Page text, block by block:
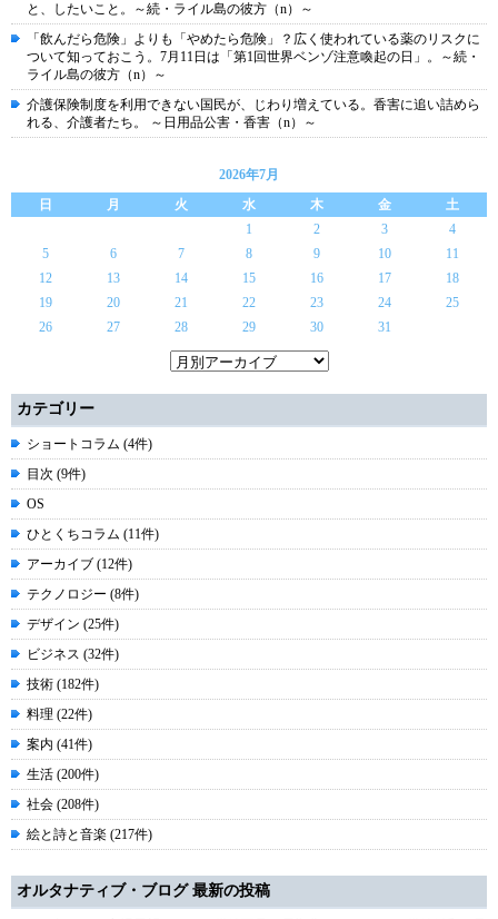
と、したいこと。～続・ライル島の彼方（n）～
「飲んだら危険」よりも「やめたら危険」？広く使われている薬のリスクに
ついて知っておこう。7月11日は「第1回世界ベンゾ注意喚起の日」。～続・
ライル島の彼方（n）～
介護保険制度を利用できない国民が、じわり増えている。香害に追い詰めら
れる、介護者たち。 ～日用品公害・香害（n）～
2026年7月
日
月 火 水 木 金
土
1
2 3
4
5
6 7 8 9 10
11
12
13 14 15 16 17
18
19
20 21 22 23 24
25
26
27 28 29 30 31
カテゴリー
ショートコラム (4件)
目次 (9件)
OS
ひとくちコラム (11件)
アーカイブ (12件)
テクノロジー (8件)
デザイン (25件)
ビジネス (32件)
技術 (182件)
料理 (22件)
案内 (41件)
生活 (200件)
社会 (208件)
絵と詩と音楽 (217件)
オルタナティブ・ブログ 最新の投稿